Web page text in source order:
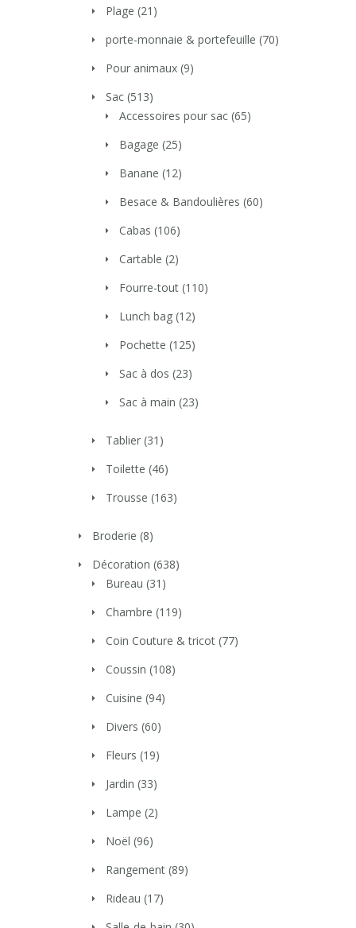
Plage (21)
porte-monnaie & portefeuille (70)
Pour animaux (9)
Sac (513)
Accessoires pour sac (65)
Bagage (25)
Banane (12)
Besace & Bandoulières (60)
Cabas (106)
Cartable (2)
Fourre-tout (110)
Lunch bag (12)
Pochette (125)
Sac à dos (23)
Sac à main (23)
Tablier (31)
Toilette (46)
Trousse (163)
Broderie (8)
Décoration (638)
Bureau (31)
Chambre (119)
Coin Couture & tricot (77)
Coussin (108)
Cuisine (94)
Divers (60)
Fleurs (19)
Jardin (33)
Lampe (2)
Noël (96)
Rangement (89)
Rideau (17)